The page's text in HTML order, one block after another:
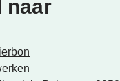
naar